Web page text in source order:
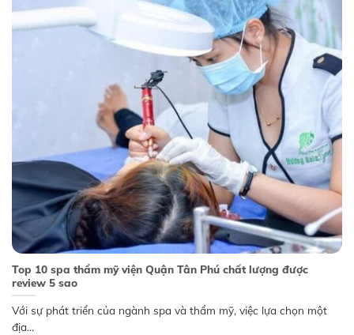
Top 10 spa thẩm mỹ viện Quận Tân Phú chất lượng được
review 5 sao
Với sự phát triển của ngành spa và thẩm mỹ, việc lựa chọn một
địa...